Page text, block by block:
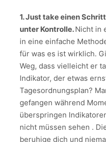
1. Just take einen
unter Kontrolle.Nicht in
in eine einfache
für was es ist wirklich.
Weg, dass vielleicht er
Indikator, der etwas
Tagesordnungsplan?
gefangen während
überspringen
nicht müssen sehen .
beruhige dich und